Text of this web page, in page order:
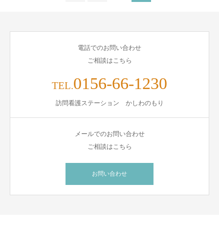
電話でのお問い合わせ
ご相談はこちら
TEL.0156-66-1230
訪問看護ステーション かしわのもり
メールでのお問い合わせ
ご相談はこちら
お問い合わせ